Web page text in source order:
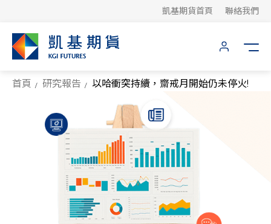
凱基期貨首頁 聯絡我們
首頁 研究報告 以哈衝突持續，齋戒月開始仍未停火!